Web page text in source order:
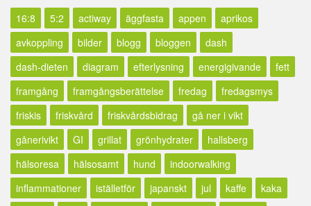
16:8 5:2 actiway äggfasta appen
aprikos
avkoppling
bilder blogg bloggen
dash
dash-dieten
diagram efterlysning energigivande
fett
framgång
framgångsberättelse fredag
fredagsmys
friskis
friskvård friskvårdsbidrag
gå ner i vikt
gånerivikt
GI grillat grönhydrater
hallsberg
hälsoresa
hälsosamt hund
indoorwalking
inflammationer
iställetför japanskt jul kaffe
kaka